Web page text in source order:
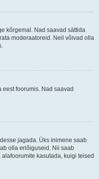
kõrgemal. Nad saavad sättida
moderaatoreid. Neil võivad olla
foorumis. Nad saavad
jagada. Üks inimene saab
olla eriõiguseid. Nii saab
kasutada, kuigi teised